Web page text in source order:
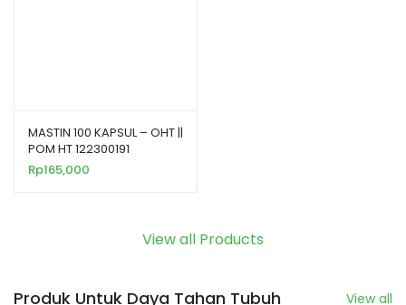
MASTIN 100 KAPSUL – OHT ||
POM HT 122300191
Rp165,000
View all Products
Produk Untuk Daya Tahan Tubuh View all